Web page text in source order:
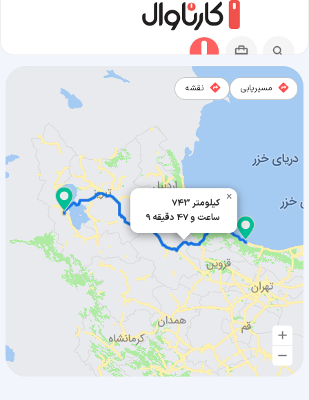
743 کیلومتر
9 ساعت و 47 دقیقه
×
مسیریابی نقشه
مسیر تنکابن به ارومیه